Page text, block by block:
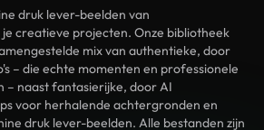
druk lever-beelden van
creatieve projecten. Onze bibliotheek
mix van authentieke, door
– die echte momenten en professionele
– naast fantasierijke, door AI
voor herhalende achtergronden en
druk lever-beelden. Alle bestanden zijn